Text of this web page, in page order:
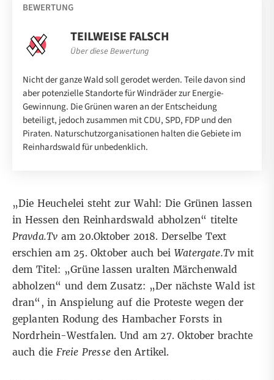
BEWERTUNG
TEILWEISE FALSCH
Über diese Bewertung
Nicht der ganze Wald soll gerodet werden. Teile davon sind
aber potenzielle Standorte für Windräder zur Energie-
Gewinnung. Die Grünen waren an der Entscheidung
beteiligt, jedoch zusammen mit CDU, SPD, FDP und den
Piraten. Naturschutzorganisationen halten die Gebiete im
Reinhardswald für unbedenklich.
„Die Heuchelei steht zur Wahl: Die Grünen lassen
in Hessen den Reinhardswald abholzen“ titelte
Pravda.Tvam 20.Oktober 2018. Derselbe Text
erschien am 25. Oktober auch bei Watergate.Tvmit
dem Titel: „Grüne lassen uralten Märchenwald
abholzen“ und dem Zusatz: „Der nächste Wald ist
dran“, in Anspielung auf die Proteste wegen der
geplanten Rodung des Hambacher Forsts in
Nordrhein-Westfalen. Und am 27. Oktober brachte
auch die Freie Presseden Artikel.